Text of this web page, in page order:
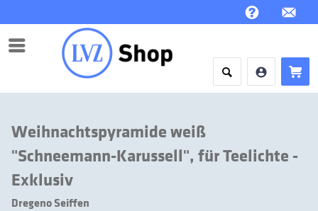
Menü
Weihnachtspyramide weiß
"Schneemann-Karussell", für Teelichte -
Exklusiv
Dregeno Seiffen